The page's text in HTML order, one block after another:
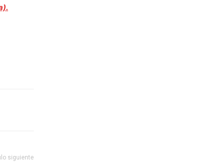
siguiente